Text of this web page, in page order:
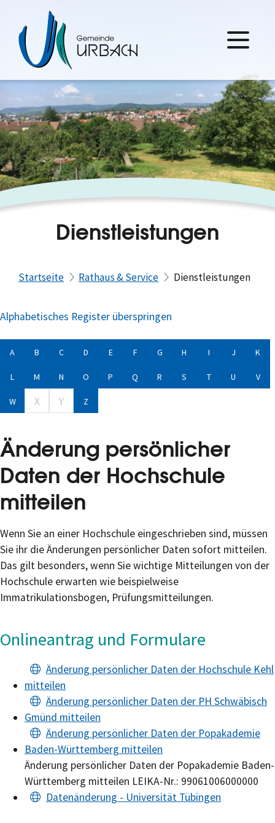
Dienstleistungen
Startseite Rathaus & Service Dienstleistungen
Alphabetisches Register überspringen
A B C D E F G H I J K
L M N O P Q R S T U V
W X Y Z
Änderung persönlicher
Daten der Hochschule
mitteilen
Wenn Sie an einer Hochschule eingeschrieben sind, müssen
Sie ihr die Änderungen persönlicher Daten sofort mitteilen.
Das gilt besonders, wenn Sie wichtige Mitteilungen von der
Hochschule erwarten wie beispielweise
Immatrikulationsbogen, Prüfungsmitteilungen.
Onlineantrag und Formulare
Änderung persönlicher Daten der Hochschule Kehl
mitteilen
Änderung persönlicher Daten der PH Schwäbisch
Gmünd mitteilen
Änderung persönlicher Daten der Popakademie
Baden-Württemberg mitteilen
Änderung persönlicher Daten der Popakademie Baden-
Württemberg mitteilen LEIKA-Nr.: 99061006000000
Datenänderung - Universität Tübingen